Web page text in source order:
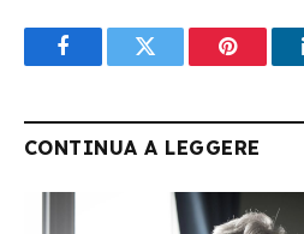
FacebookTwitter Pinterest
CONTINUA A LEGGERE